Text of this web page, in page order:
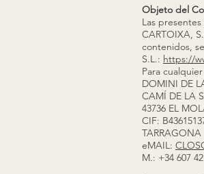
Objeto del
Las
CARTOIXA,
contenidos,
S.L.: https://
Para
DOMINI DE
CAMÍ DE LA
43736 EL
CIF:
TARRAGONA
eMAIL:
M.: +34 607